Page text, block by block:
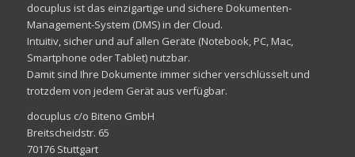
docuplus ist das einzigartige und sichere Dokumenten-
Management-System (DMS) in der Cloud.
Intuitiv, sicher und auf allen Geräte (Notebook, PC, Mac,
Smartphone oder Tablet) nutzbar.
Damit sind Ihre Dokumente immer sicher verschlüsselt und
trotzdem von jedem Gerät aus verfügbar.
docuplus c/o Biteno GmbH
Breitscheidstr. 65
70176 Stuttgart